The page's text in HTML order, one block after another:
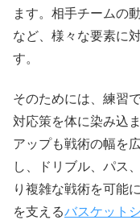
ます。相手チームの
など、様々な要素に
す。
そのためには、練習
対応策を体に染み込
アップも戦術の幅を
し、ドリブル、パス
り複雑な戦術を可能
を支えるバスケット